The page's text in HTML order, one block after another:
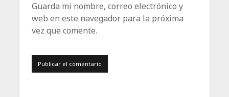
Guarda mi nombre, correo electrónico y
web en este navegador para la próxima
vez que comente.